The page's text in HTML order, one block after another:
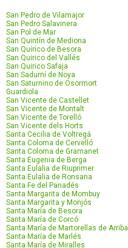
San Pedro de Vilamajor
San Pedro Salavinera
San Pol de Mar
San Quintín de Mediona
San Quirico de Besora
San Quirico del Vallés
San Quirico Safaja
San Sadurní de Noya
San Saturnino de Osormort
Guardiola
San Vicente de Castellet
San Vicente de Montalt
San Vicente de Torelló
San Vicente dels Horts
Santa Cecilia de Voltregá
Santa Coloma de Cervelló
Santa Coloma de Gramanet
Santa Eugenia de Berga
Santa Eulalia de Riuprimer
Santa Eulalia de Ronsana
Santa Fe del Panadés
Santa Margarita de Mombuy
Santa Margarita y Monjós
Santa María de Besora
Santa María de Corcó
Santa María de Martorellas de Arriba
Santa María de Marlés
Santa María de Miralles